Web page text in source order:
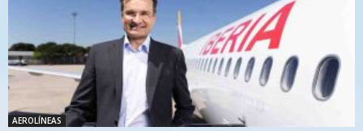
AEROLÍNEAS